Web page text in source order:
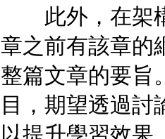
此外，在架構
章之前有該章的
整篇文章的要旨
目，期望透過討